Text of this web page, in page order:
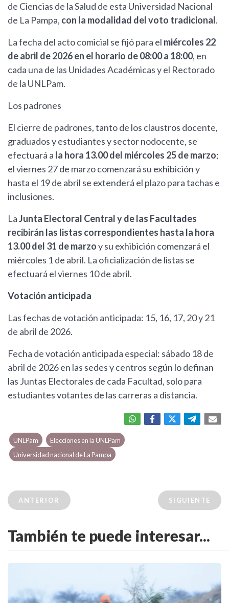
de Ciencias de la Salud de esta Universidad Nacional
de La Pampa, con la modalidad del voto tradicional.
La fecha del acto comicial se fijó para el miércoles 22
de abril de 2026 en el horario de 08:00 a 18:00, en
cada una de las Unidades Académicas y el Rectorado
de la UNLPam.
Los padrones
El cierre de padrones, tanto de los claustros docente,
graduados y estudiantes y sector nodocente, se
efectuará a la hora 13.00 del miércoles 25 de marzo;
el viernes 27 de marzo comenzará su exhibición y
hasta el 19 de abril se extenderá el plazo para tachas e
inclusiones.
LaJunta Electoral Central y de las Facultades
recibirán las listas correspondientes hasta la hora
13.00 del 31 de marzoy su exhibición comenzará el
miércoles 1 de abril. La oficialización de listas se
efectuará el viernes 10 de abril.
Votación anticipada
Las fechas de votación anticipada: 15, 16, 17, 20 y 21
de abril de 2026.
Fecha de votación anticipada especial: sábado 18 de
abril de 2026 en las sedes y centros según lo definan
las Juntas Electorales de cada Facultad, solo para
estudiantes votantes de las carreras a distancia.
UNLPam
Elecciones en la UNLPam
Universidad nacional de La Pampa
ANTERIOR SIGUIENTE
También te puede interesar...